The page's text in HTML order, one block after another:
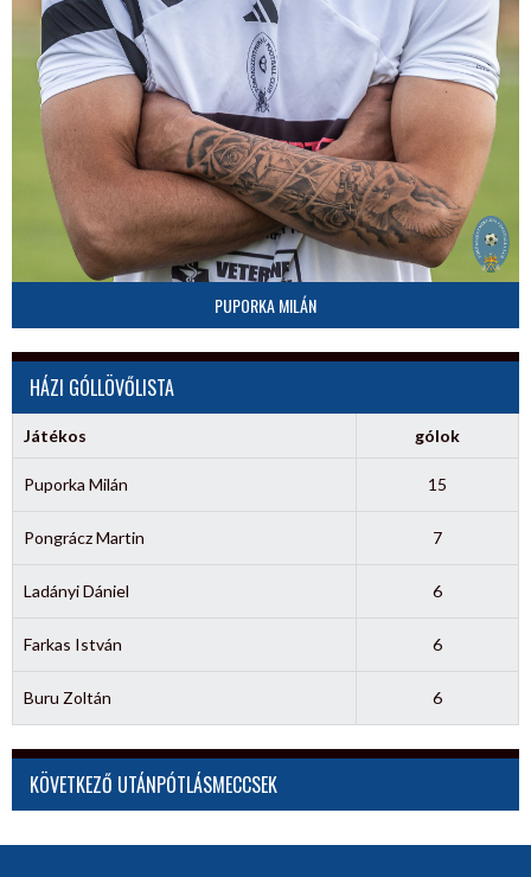
PUPORKA MILÁN
HÁZI GÓLLÖVŐLISTA
Játékos gólok
Puporka Milán 15
Pongrácz Martin 7
Ladányi Dániel 6
Farkas István 6
Buru Zoltán 6
KÖVETKEZŐ UTÁNPÓTLÁSMECCSEK